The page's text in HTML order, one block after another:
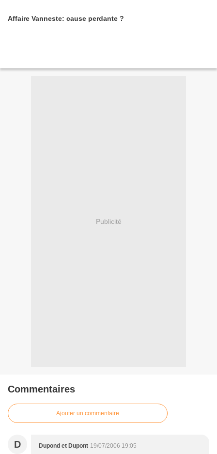
Affaire Vanneste: cause perdante ?
Publicité
Commentaires
Ajouter un commentaire
D Dupond et Dupont 19/07/2006 19:05